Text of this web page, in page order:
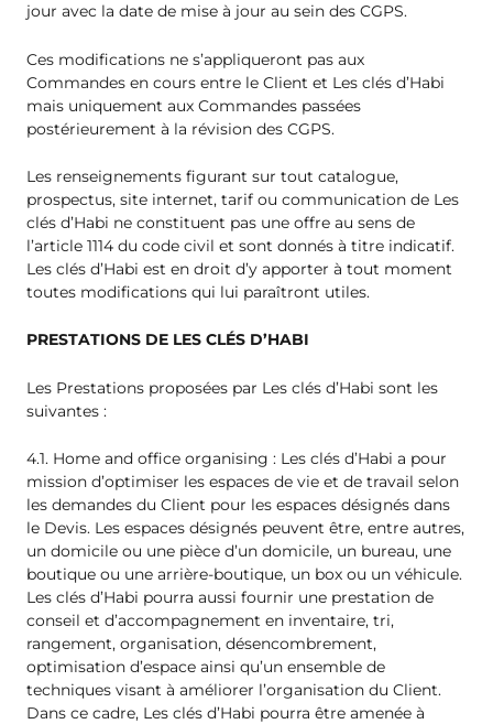
jour avec la date de mise à jour au sein des CGPS.
Ces modifications ne s’appliqueront pas aux
Commandes en cours entre le Client et Les clés d’Habi
mais uniquement aux Commandes passées
postérieurement à la révision des CGPS.
Les renseignements figurant sur tout catalogue,
prospectus, site internet, tarif ou communication de Les
clés d’Habi ne constituent pas une offre au sens de
l’article 1114 du code civil et sont donnés à titre indicatif.
Les clés d’Habi est en droit d’y apporter à tout moment
toutes modifications qui lui paraîtront utiles.
PRESTATIONS DE LES CLÉS D’HABI
Les Prestations proposées par Les clés d’Habi sont les
suivantes :
4.1. Home and office organising : Les clés d’Habi a pour
mission d’optimiser les espaces de vie et de travail selon
les demandes du Client pour les espaces désignés dans
le Devis. Les espaces désignés peuvent être, entre autres,
un domicile ou une pièce d’un domicile, un bureau, une
boutique ou une arrière-boutique, un box ou un véhicule.
Les clés d’Habi pourra aussi fournir une prestation de
conseil et d’accompagnement en inventaire, tri,
rangement, organisation, désencombrement,
optimisation d’espace ainsi qu’un ensemble de
techniques visant à améliorer l’organisation du Client.
Dans ce cadre, Les clés d’Habi pourra être amenée à